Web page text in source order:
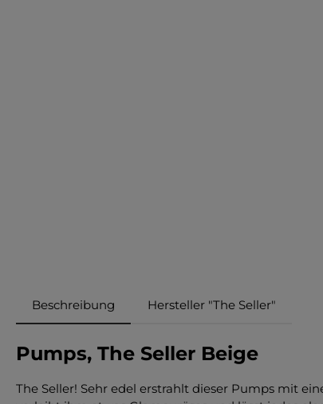
Beschreibung Hersteller "The Seller"
Pumps, The Seller Beige
The Seller! Sehr edel erstrahlt dieser Pumps mit